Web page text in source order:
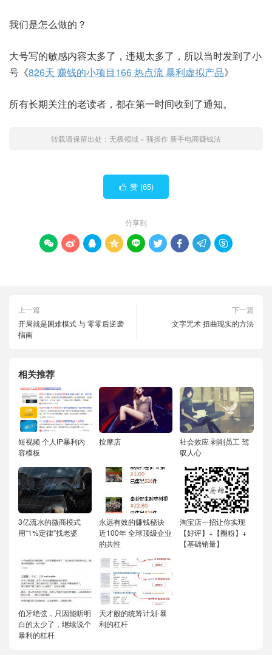
我们是怎么做的？
大号写的敏感内容太多了，违规太多了，所以当时发到了小
号《826天 赚钱的小项目166 热点流 暴利虚拟产品》
所有长期关注的老读者，都在第一时间收到了通知。
转载请保留出处： 无极领域 » 骚操作 新手电商赚钱法
 赞 (65)
分享到
        
上一篇
开局就是困难模式 与 零零后逆袭
指南
下一篇
文字咒术 扭曲现实的方法
相关推荐
短视频 个人IP暴利内
容模板
按摩店
社会效应 剥削员工 驾
驭人心
3亿流水的微商模式
用“1%定律”找老婆
永远有效的赚钱秘诀
近100年 全球顶级企业
的共性
淘宝店一招让你实现
【好评】+【圈粉】+
【基础销量】
伯牙绝弦，只因能听明
白的太少了，继续说个
暴利的杠杆
天才般的统筹计划-暴
利的杠杆